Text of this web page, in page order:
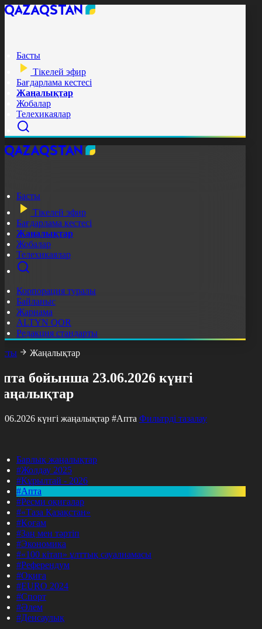
Басты
Тікелей эфир
Бағдарлама кестесі
Жаңалықтар
Жобалар
Телехикаялар
Басты
Тікелей эфир
Бағдарлама кестесі
Жаңалықтар
Жобалар
Телехикаялар
Корпорация туралы
Байланыс
Жарнама
ALTYN QOR
Редакция стандарты
Жаңалықтар
бойынша 23.06.2026 күнгі
күнгі жаңалықтар #Апта Фильтрді тазалау
Барлық жаңалықтар
#Жолдау 2025
#Құрылтай - 2026
#Апта
#Ресми оқиғалар
#«Таза Қазақстан»
#Қоғам
#Заң мен тәртіп
#Экономика
#«100 кітап» ұлттық сауалнамасы
#Референдум
#Оқиға
#EURO 2024
#Спорт
#Әлем
#Денсаулық